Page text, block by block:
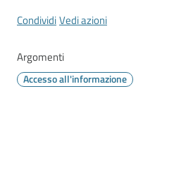
Menu selezionato
CondividiVedi azioni
Argomenti
Accesso all'informazione